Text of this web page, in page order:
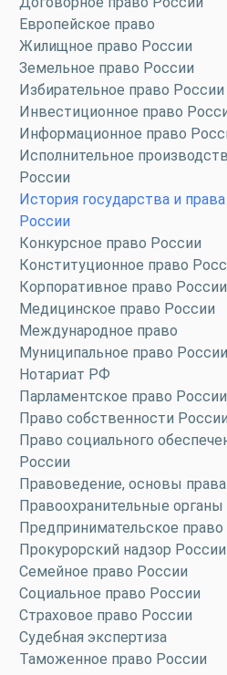
Европейское право
Жилищное право России
Земельное право России
Избирательное право России
Инвестиционное право
Информационное право
Исполнительное
России
История государства и права
России
Конкурсное право России
Конституционное право
Корпоративное право России
Медицинское право России
Международное право
Муниципальное право России
Нотариат РФ
Парламентское право России
Право собственности России
Право социального
России
Правоведение, основы права
Правоохранительные органы
Предпринимательское право
Прокурорский надзор России
Семейное право России
Социальное право России
Страховое право России
Судебная экспертиза
Таможенное право России